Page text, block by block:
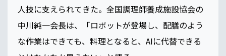
人技に支えられてきた。全国調理師養成施設協会の
中川純一会長は、「ロボットが登場し、配膳のよう
な作業はできても、料理となると、AIに代替できる